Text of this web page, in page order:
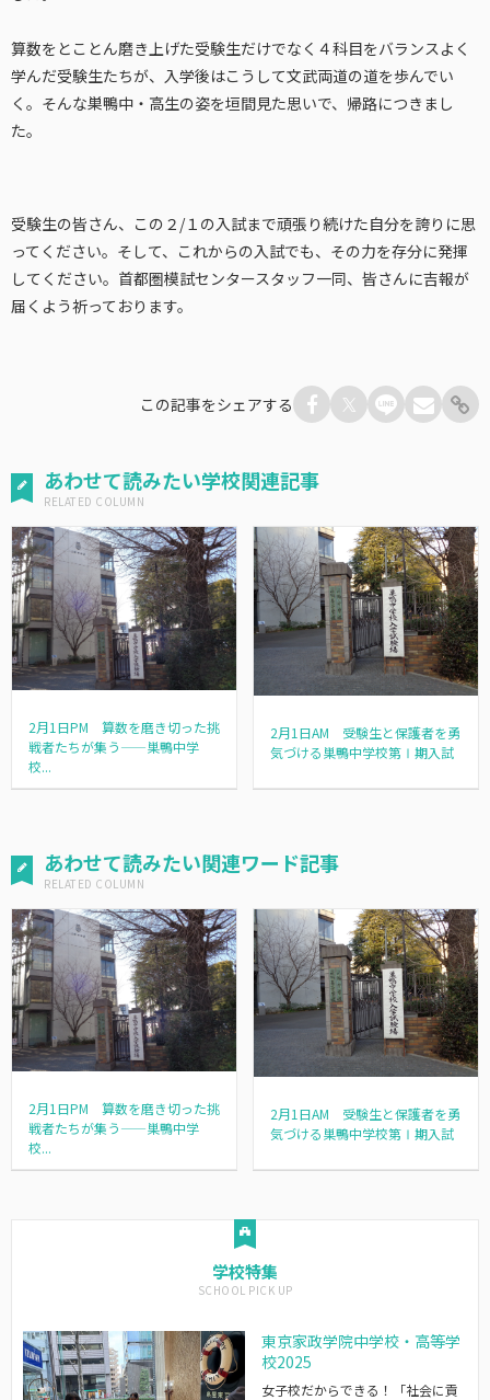
算数をとことん磨き上げた受験生だけでなく４科目をバランスよく
学んだ受験生たちが、入学後はこうして文武両道の道を歩んでい
く。そんな巣鴨中・高生の姿を垣間見た思いで、帰路につきまし
た。
受験生の皆さん、この２/１の入試まで頑張り続けた自分を誇りに思
ってください。そして、これからの入試でも、その力を存分に発揮
してください。首都圏模試センタースタッフ一同、皆さんに吉報が
届くよう祈っております。
この記事をシェアする
あわせて読みたい学校関連記事
2月1日PM 算数を磨き切った挑
戦者たちが集う——巣鴨中学
校...
2月1日AM 受験生と保護者を勇
気づける巣鴨中学校第Ⅰ期入試
あわせて読みたい関連ワード記事
2月1日PM 算数を磨き切った挑
戦者たちが集う——巣鴨中学
校...
2月1日AM 受験生と保護者を勇
気づける巣鴨中学校第Ⅰ期入試
学校特集
東京家政学院中学校・高等学
校2025
女子校だからできる！「社会に貢